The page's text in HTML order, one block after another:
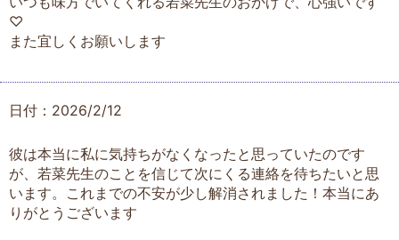
♡
また宜しくお願いします
日付：2026/2/12
彼は本当に私に気持ちがなくなったと思っていたのです
が、若菜先生のことを信じて次にくる連絡を待ちたいと思
います。これまでの不安が少し解消されました！本当にあ
りがとうございます